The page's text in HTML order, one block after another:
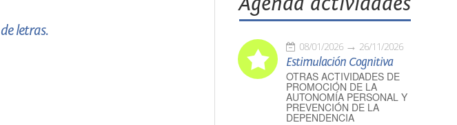
letras.
08/01/2026 26/11/2026
Estimulación Cognitiva
OTRAS ACTIVIDADES DE
PROMOCIÓN DE LA
AUTONOMÍA PERSONAL Y
PREVENCIÓN DE LA
DEPENDENCIA